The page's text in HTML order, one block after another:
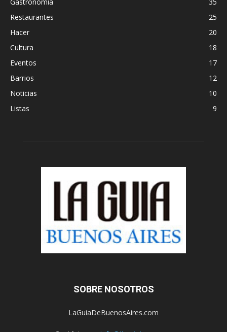
Restaurantes
25
Hacer
20
Cultura
18
Eventos
17
Barrios
12
Noticias
10
Listas
9
SOBRE NOSOTROS
LaGuiaDeBuenosAires.com